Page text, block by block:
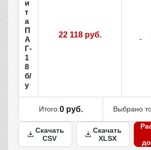
и
т
а
П
А
Г-
1
8
б/
у
22 118 руб.
Итого:0 руб. Выбрано
Скачать
CSV
Скачать
XLSX